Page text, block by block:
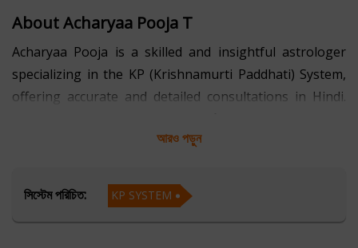
About Acharyaa Pooja T
Acharyaa Pooja is a skilled and insightful astrologer
specializing in the KP (Krishnamurti Paddhati) System,
offering accurate and detailed consultations in Hindi.
has helped numerous individuals gain clarity and
The KP System is known for its high precision in
আরও পড়ুন
সিস্টেম পরিচিত: KP SYSTEM